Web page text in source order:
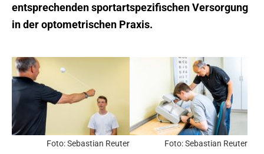
entsprechenden sportartspezifischen Versorgung
in der optometrischen Praxis.
Foto: Sebastian Reuter Foto: Sebastian Reuter